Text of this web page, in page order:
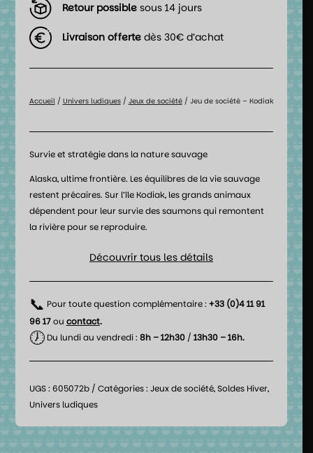
Retour possible sous 14 jours
Livraison offerte dès 30€ d’achat
Accueil/ Univers ludiques/ Jeux de société/ Jeu de société – Kodiak
Survie et stratégie dans la nature sauvage
Alaska, ultime frontière. Les équilibres de la vie sauvage
restent précaires. Sur l’île Kodiak, les grands animaux
dépendent pour leur survie des saumons qui remontent
la rivière pour se reproduire.
Découvrir tous les détails
📞 Pour toute question complémentaire : +33 (0)4 11 91
96 17ou contact.
🕖Du lundi au vendredi : 8h – 12h30/ 13h30 – 16h.
UGS : 605072b Catégories : Jeux de société,Soldes Hiver,
Univers ludiques